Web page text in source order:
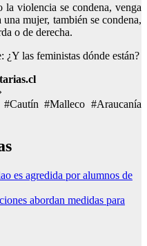
violencia se condena, venga
mujer, también se condena,
o de derecha.
¿Y las feministas dónde están?
#Cautín #Malleco #Araucanía
es agredida por alumnos de
abordan medidas para